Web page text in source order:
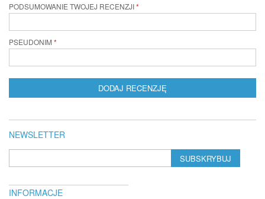
PODSUMOWANIE TWOJEJ RECENZJI
PSEUDONIM
DODAJ RECENZJĘ
NEWSLETTER
SUBSKRYBUJ
INFORMACJE